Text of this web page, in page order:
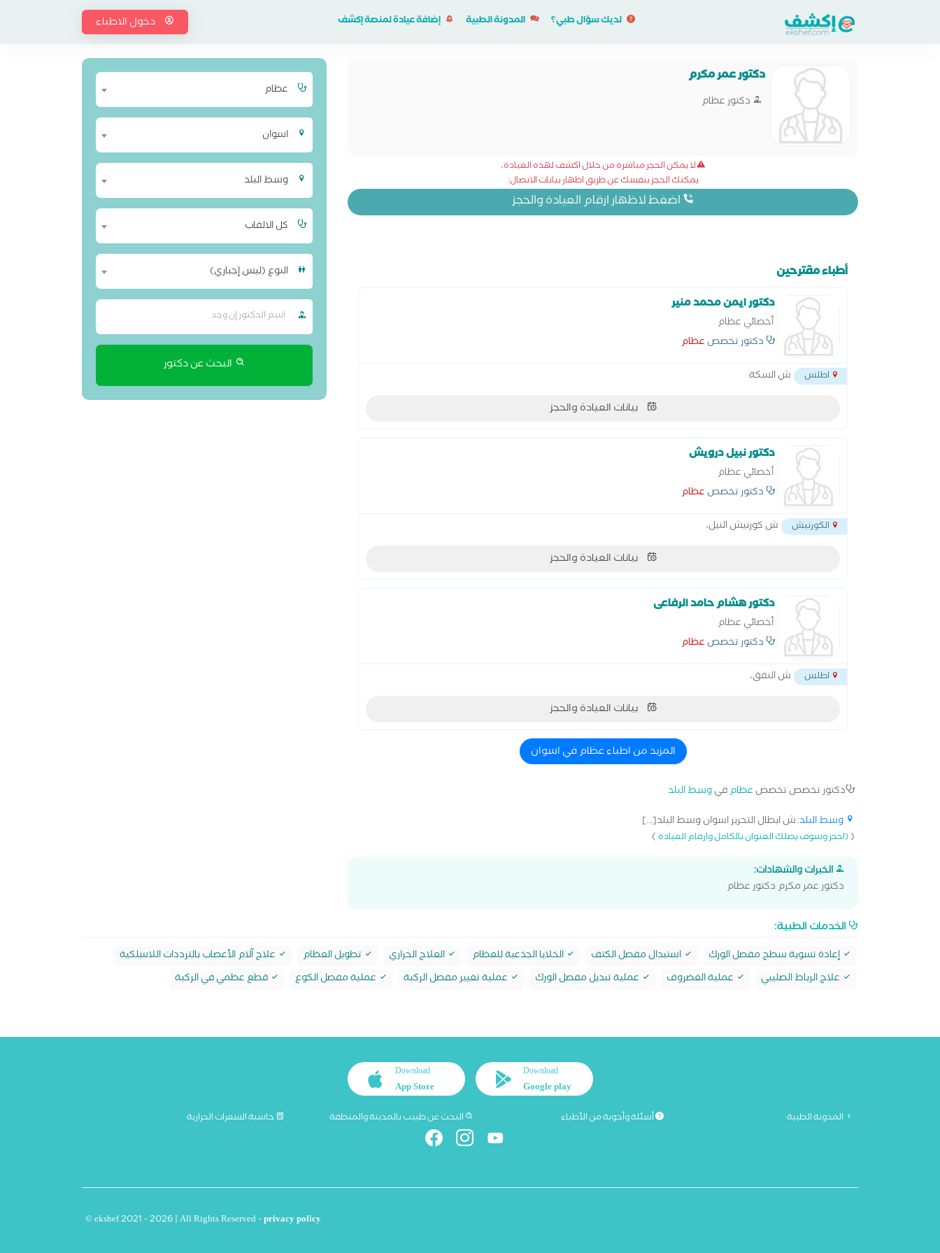
لديك سؤال طبي؟ المدونة الطبية إضافة عيادة لمنصة إكشف دخول الاطباء
دكتور عمر مكرم
دكتور عظام
لا يمكن الحجز مباشرة من خلال اكشف لهذه العيادة،
يمكنك الحجز بنفسك عن طريق اظهار بيانات الاتصال:
اضغط لاظهار ارقام العيادة والحجز
أطباء مقترحين
دكتور ايمن محمد منير
أخصائي عظام
دكتور تخصص عظام
اطلس ش السكة
بيانات العيادة والحجز
دكتور نبيل درويش
أخصائي عظام
دكتور تخصص عظام
الكورنيش ش كورنيش النيل،
بيانات العيادة والحجز
دكتور هشام حامد الرفاعى
أخصائي عظام
دكتور تخصص عظام
اطلس ش النفق،
بيانات العيادة والحجز
المزيد من اطباء عظام في اسوان
دكتور تخصص تخصص عظامفيوسط البلد
وسط البلد: ش ابطال التحرير اسوان وسط البلد[...]
((احجز وسوف يصلك العنوان بالكامل وارقام العيادة)
الخبرات والشهادات:
دكتور عمر مكرم دكتور عظام
عظام
اسوان
وسط البلد
كل الالقاب
النوع (ليس إجباري)
البحث عن دكتور
الخدمات الطبية:
إعادة تسوية سطح مفصل الورك استبدال مفصل الكتف الخلايا الجذعية للعظام العلاج الحراري تطويل العظام
علاج آلام الأعصاب بالترددات اللاسلكية
علاج الرباط الصليبي
عملية الغضروف عملية تبديل مفصل الورك عملية تغيير مفصل الركبة عملية مفصل الكوع قطع عظمي في الركبة
Download
Google play
Download
App Store
المدونة الطبية أسئلة وأجوبة من الأطباء البحث عن طبيب بالمدينة والمنطقة حاسبة السعرات الحرارية
© ekshef 2021 - 2026 | All Rights Reserved -privacy policy